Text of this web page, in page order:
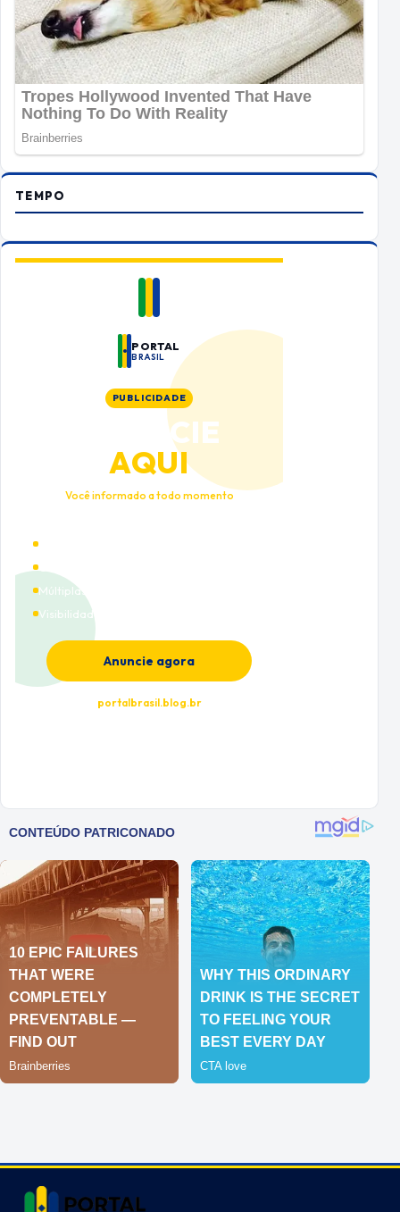
TEMPO
PORTAL
BRASIL
PUBLICIDADE
ANUNCIE
AQUI
Você informado a todo momento
Cobertura nacional
Múltiplas categorias
Visibilidade premium
Anuncie agora
portalbrasil.blog.br